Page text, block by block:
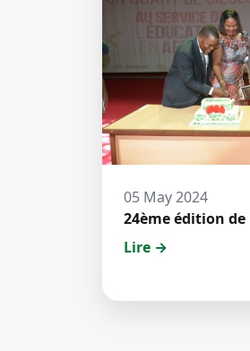
05 May 2024
24ème édition de
Lire →